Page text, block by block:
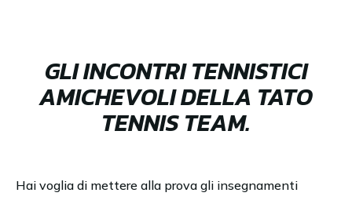
GLI INCONTRI TENNISTICI
AMICHEVOLI DELLA TATO
TENNIS TEAM.
Hai voglia di mettere alla prova gli insegnamenti